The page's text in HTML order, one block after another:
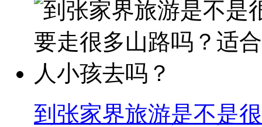
到张家界旅游是不是